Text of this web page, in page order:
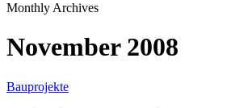
Monthly Archives
November 2008
Bauprojekte